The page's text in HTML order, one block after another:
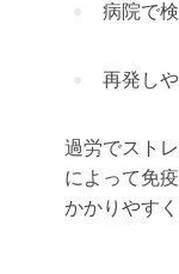
病院で
再発し
過労でスト
によって免
かかりやす